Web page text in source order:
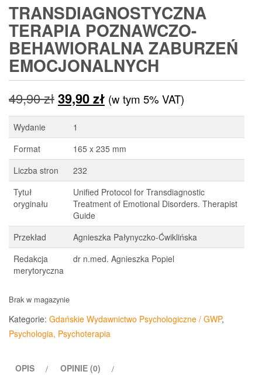
TRANSDIAGNOSTYCZNA
TERAPIA POZNAWCZO-
BEHAWIORALNA ZABURZEŃ
EMOCJONALNYCH
49,90złPierwotna
cena
wynosiła:
49,90 zł.
39,90złAktualna
cena
wynosi:
(w tym 5% VAT)
Wydanie
1
Format
165 x 235 mm
Liczba stron
232
Tytuł
oryginału
Unified Protocol for Transdiagnostic
Treatment of Emotional Disorders. Therapist
Guide
Przekład
Agnieszka Pałynyczko-Ćwiklińska
Redakcja
merytoryczna
dr n.med. Agnieszka Popiel
Brak w magazynie
Kategorie: Gdańskie Wydawnictwo Psychologiczne / GWP,
Psychologia, Psychoterapia
OPIS OPINIE (0)